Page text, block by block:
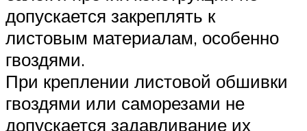
допускается закреплять к
листовым материалам, особенно
гвоздями.
При креплении листовой обшивки
гвоздями или саморезами не
допускается задавливание их